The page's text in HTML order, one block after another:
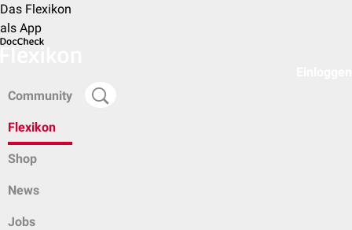
Das Flexikon
als App
Community
Flexikon
Shop
News
Jobs